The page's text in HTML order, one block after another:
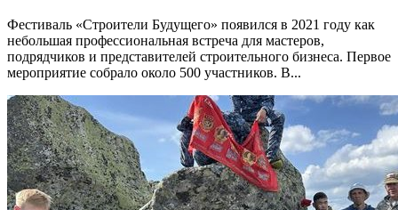
Фестиваль «Строители Будущего» появился в 2021 году как
небольшая профессиональная встреча для мастеров,
подрядчиков и представителей строительного бизнеса. Первое
мероприятие собрало около 500 участников. В...